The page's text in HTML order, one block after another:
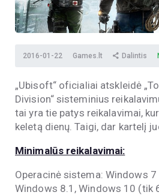
2016-01-22 Games.lt Dalintis
„Ubisoft“ oficialiai atskleidė
Division“ sisteminius
tai yra tie patys reikalavimai,
keletą dienų. Taigi, dar kartelį
Minimalūs reikalavimai:
Operacinė sistema: Windows 7
Windows 8.1, Windows 10 (tik